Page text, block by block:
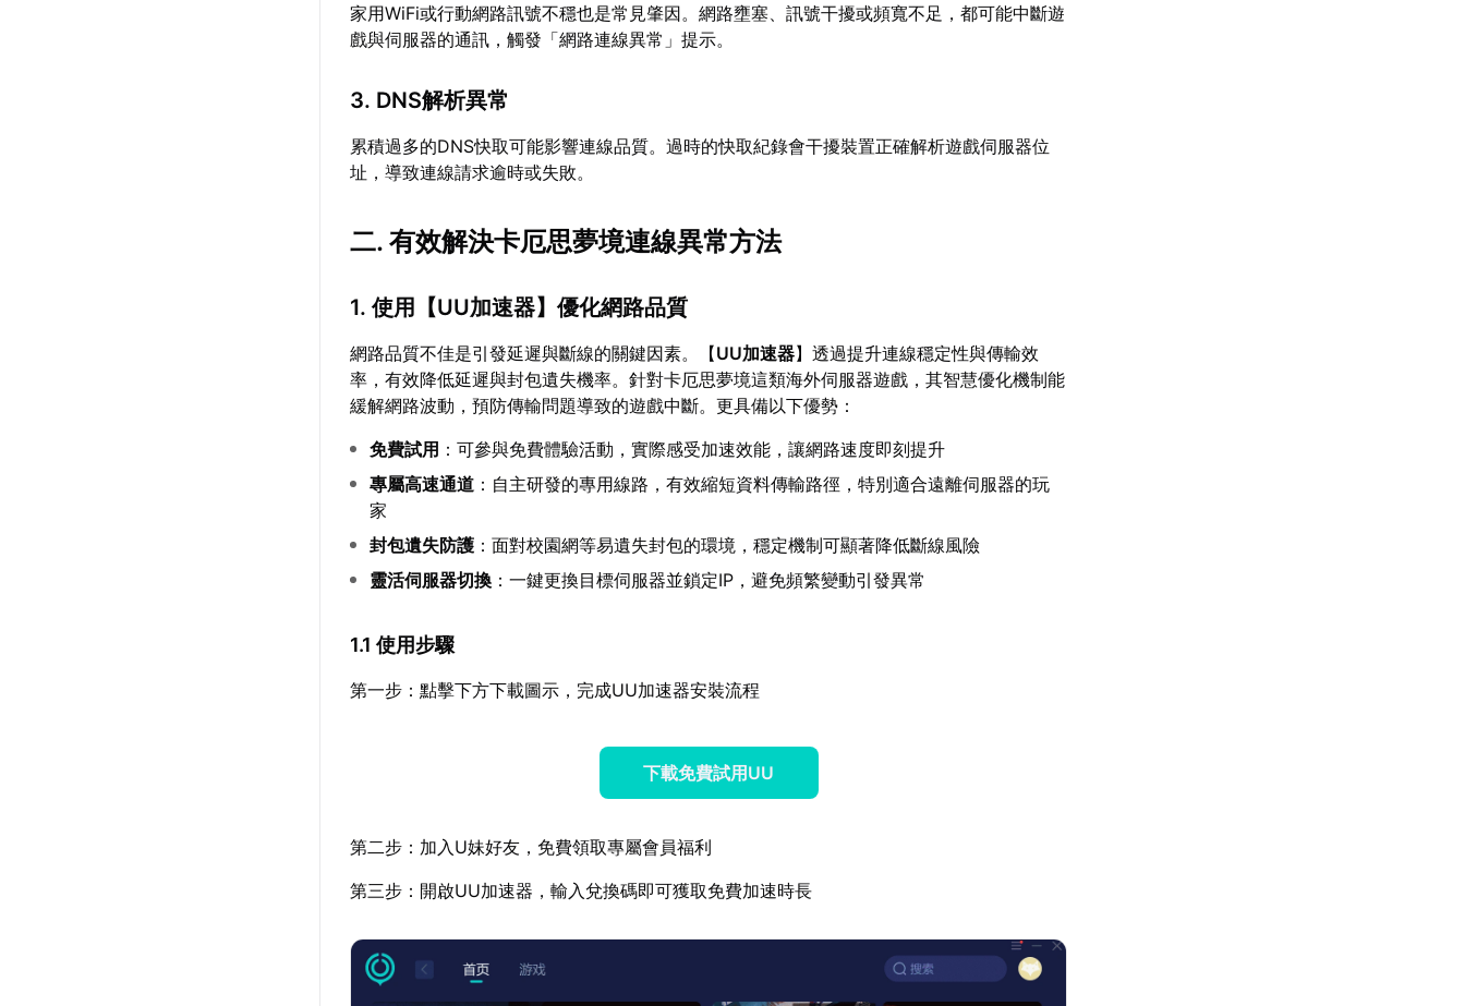
家用WiFi或行動網路訊號不穩也是常見肇因。網路壅塞、訊號干擾或頻寬不足，都可能中斷遊
戲與伺服器的通訊，觸發「網路連線異常」提示。
3. DNS解析異常
累積過多的DNS快取可能影響連線品質。過時的快取紀錄會干擾裝置正確解析遊戲伺服器位
址，導致連線請求逾時或失敗。
二. 有效解決卡厄思夢境連線異常方法
1. 使用【UU加速器】優化網路品質
網路品質不佳是引發延遲與斷線的關鍵因素。【UU加速器】透過提升連線穩定性與傳輸效
率，有效降低延遲與封包遺失機率。針對卡厄思夢境這類海外伺服器遊戲，其智慧優化機制能
緩解網路波動，預防傳輸問題導致的遊戲中斷。更具備以下優勢：
免費試用 ：可參與免費體驗活動，實際感受加速效能，讓網路速度即刻提升
專屬高速通道 ：自主研發的專用線路，有效縮短資料傳輸路徑，特別適合遠離伺服器的玩
家
封包遺失防護 ：面對校園網等易遺失封包的環境，穩定機制可顯著降低斷線風險
靈活伺服器切換 ：一鍵更換目標伺服器並鎖定IP，避免頻繁變動引發異常
1.1 使用步驟
第一步：點擊下方下載圖示，完成UU加速器安裝流程
下載免費試用UU
第二步：加入U妹好友，免費領取專屬會員福利
第三步：開啟UU加速器，輸入兌換碼即可獲取免費加速時長